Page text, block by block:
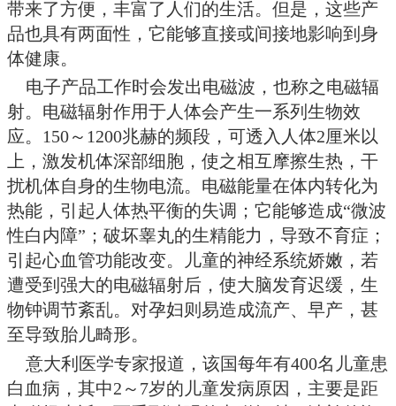
在科技突飞猛进发展的今天，
炉、手机、电视机、空调、电冰
等，使办公室自动化，提高了办
带来了方便，丰富了人们的生活
品也具有两面性，它能够直接或
体健康。
电子产品工作时会发出电磁波
射。电磁辐射作用于人体会产生
应。150～1200兆赫的频段，可透
上，激发机体深部细胞，使之相
扰机体自身的生物电流。电磁能